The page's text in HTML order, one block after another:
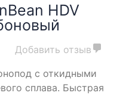
HDV
Добавить отзыв
с откидными
сплава. Быстрая